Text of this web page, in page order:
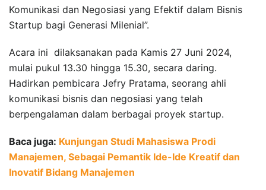
Komunikasi dan Negosiasi yang Efektif dalam Bisnis
Startup bagi Generasi Milenial”.
Acara ini dilaksanakan pada Kamis 27 Juni 2024,
mulai pukul 13.30 hingga 15.30, secara daring.
Hadirkan pembicara Jefry Pratama, seorang ahli
komunikasi bisnis dan negosiasi yang telah
berpengalaman dalam berbagai proyek startup.
Baca juga: Kunjungan Studi Mahasiswa Prodi
Manajemen, Sebagai Pemantik Ide-Ide Kreatif dan
Inovatif Bidang Manajemen